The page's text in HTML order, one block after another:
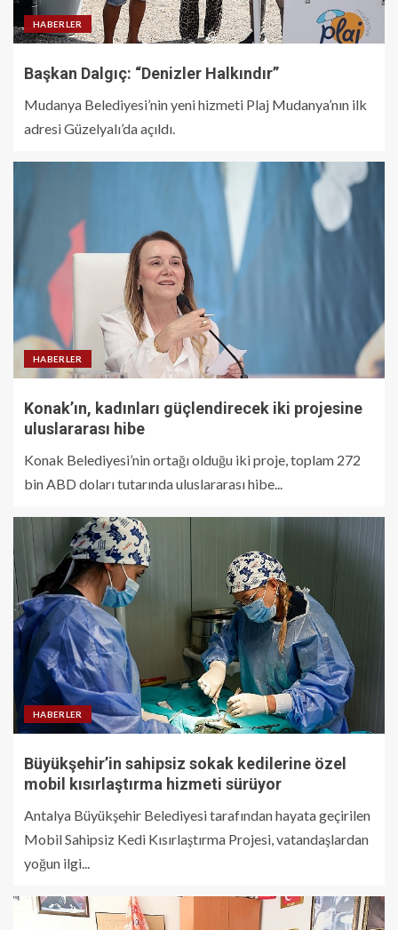
HABERLER
Başkan Dalgıç: “Denizler Halkındır”
Mudanya Belediyesi’nin yeni hizmeti Plaj Mudanya’nın ilk
adresi Güzelyalı’da açıldı.
HABERLER
Konak’ın, kadınları güçlendirecek iki projesine
uluslararası hibe
Konak Belediyesi’nin ortağı olduğu iki proje, toplam 272
bin ABD doları tutarında uluslararası hibe...
HABERLER
Büyükşehir’in sahipsiz sokak kedilerine özel
mobil kısırlaştırma hizmeti sürüyor
Antalya Büyükşehir Belediyesi tarafından hayata geçirilen
Mobil Sahipsiz Kedi Kısırlaştırma Projesi, vatandaşlardan
yoğun ilgi...